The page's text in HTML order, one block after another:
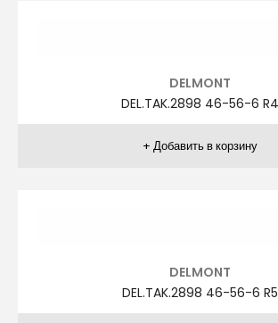
DELMONT
DEL.TAK.2509 46-56-6 R5
DELMONT
DEL.TAK.2263 44-54-8 R2